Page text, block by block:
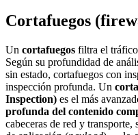
Cortafuegos
Un cortafuegos filtra el tráfico
Según su profundidad de
sin estado, cortafuegos con
inspección profunda. Un
Inspection) es el más
profunda del contenido
cabeceras de red y transporte,